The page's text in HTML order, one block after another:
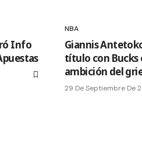
Info
NBA
Giannis
título con Bucks
ambición del
29 De Septiembre De